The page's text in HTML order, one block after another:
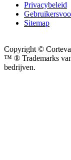
Privacybeleid
Sitemap
Copyright ©
™ ® Trademarks
bedrijven.